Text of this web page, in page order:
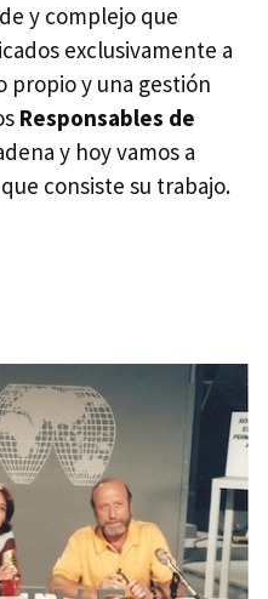
y complejo que
exclusivamente a
y una gestión
Responsables de
y hoy vamos a
consiste su trabajo.